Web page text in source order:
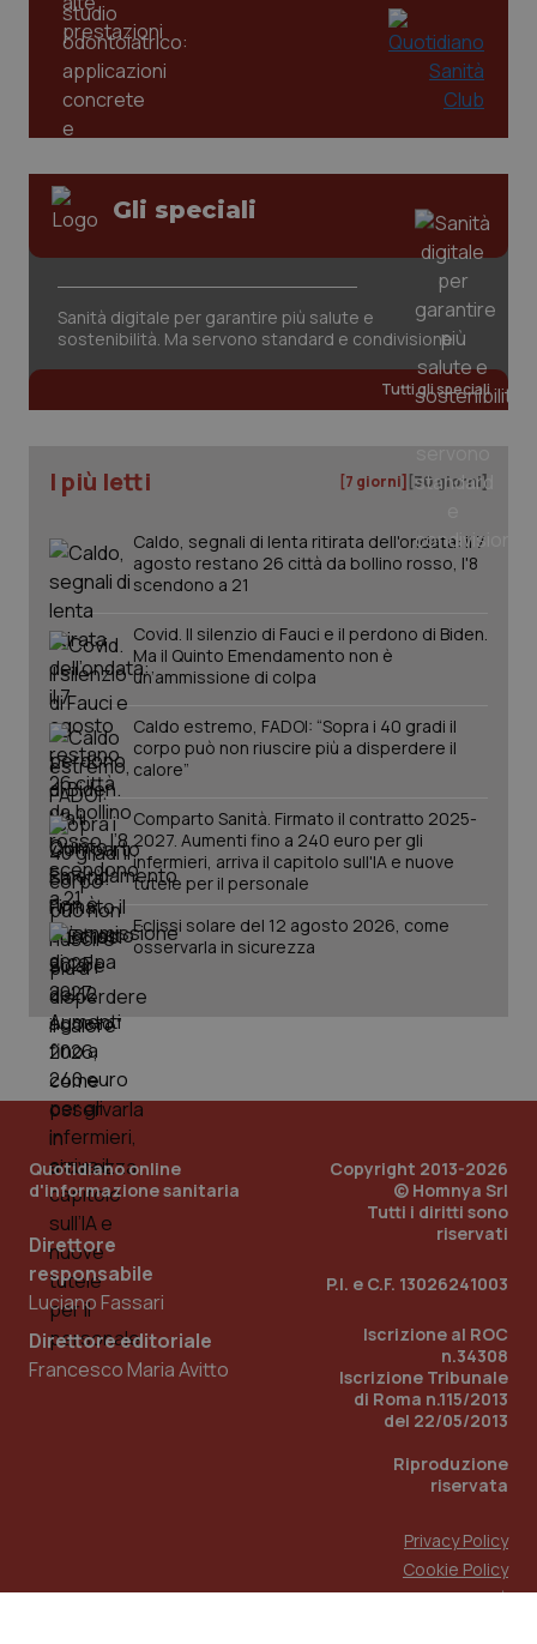
Gli speciali
Sanità digitale per garantire più salute e
sostenibilità. Ma servono standard e condivisione
Tutti gli speciali
I più letti [7 giorni] [30 giorni]
Caldo, segnali di lenta ritirata dell'ondata: il 7
agosto restano 26 città da bollino rosso, l'8
scendono a 21
Covid. Il silenzio di Fauci e il perdono di Biden.
Ma il Quinto Emendamento non è
un’ammissione di colpa
Caldo estremo, FADOI: “Sopra i 40 gradi il
corpo può non riuscire più a disperdere il
calore”
Comparto Sanità. Firmato il contratto 2025-
2027. Aumenti fino a 240 euro per gli
infermieri, arriva il capitolo sull'IA e nuove
tutele per il personale
Eclissi solare del 12 agosto 2026, come
osservarla in sicurezza
Quotidiano online
d'informazione sanitaria
Direttore
responsabile
Luciano Fassari
Direttore editoriale
Francesco Maria Avitto
Copyright 2013-2026
© Homnya Srl
Tutti i diritti sono
riservati
P.I. e C.F. 13026241003
Iscrizione al ROC
n.34308
Iscrizione Tribunale
di Roma n.115/2013
del 22/05/2013
Riproduzione
riservata
Privacy Policy
Cookie Policy
Accessibilità